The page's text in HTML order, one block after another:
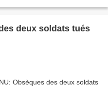
deux soldats tués